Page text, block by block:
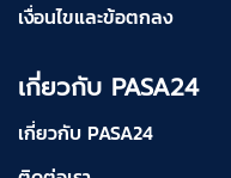
เงื่อนไขและข้อตกลง
เกี่ยวกับ PASA24
เกี่ยวกับ PASA24